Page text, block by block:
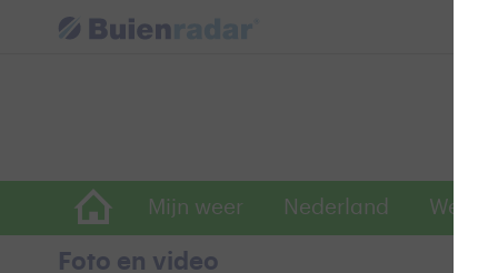
Mijn weer Nederland
Foto en video